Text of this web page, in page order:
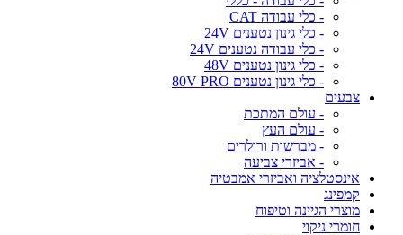
- כלי עבודה CAT
- כלי גינון נטענים 24V
- כלי עבודה נטענים 24V
- כלי גינון נטענים 48V
- כלי גינון נטענים 80V PRO
צבעים
- עולם המתכת
- עולם העץ
- מברשות ורולרים
- אביזרי צביעה
אינסטלציה ואביזרי אמבטיה
קמפינג
מוצרי הגיינה וטיפוח
חומרי ניקוי